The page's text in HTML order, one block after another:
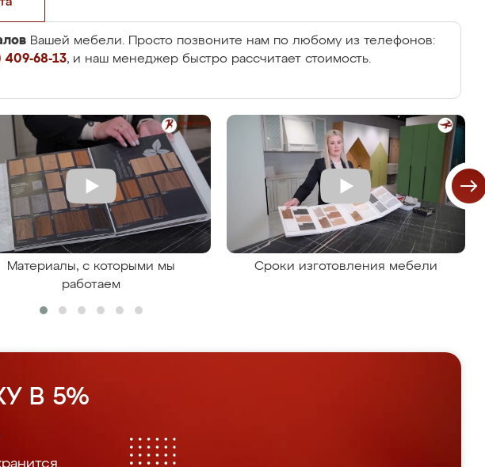
Вашей мебели. Просто позвоните нам по любому из телефонов:
409-68-13, и наш менеджер быстро рассчитает стоимость.
Материалы, с которыми мы
работаем
Сроки изготовления мебели
В 5%